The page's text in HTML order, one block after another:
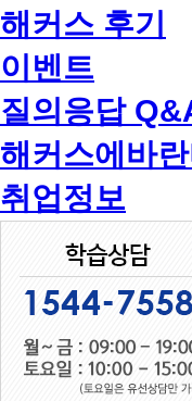
해커스 후기
이벤트
질의응답
해커스에바
취업정보